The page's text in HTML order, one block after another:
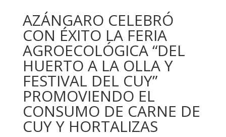
AZÁNGARO CELEBRÓ
CON ÉXITO LA FERIA
AGROECOLÓGICA “DEL
HUERTO A LA OLLA Y
FESTIVAL DEL CUY”
PROMOVIENDO EL
CONSUMO DE CARNE DE
CUY Y HORTALIZAS